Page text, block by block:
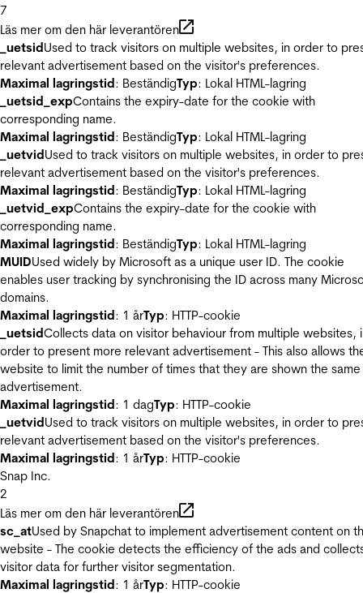
7
Läs mer om den här leverantören
_uetsidUsed to track visitors on multiple websites, in order to
relevant advertisement based on the visitor's preferences.
Maximal lagringstid: BeständigTyp: Lokal HTML-lagring
_uetsid_expContains the expiry-date for the cookie with
corresponding name.
Maximal lagringstid: BeständigTyp: Lokal HTML-lagring
_uetvidUsed to track visitors on multiple websites, in order to
relevant advertisement based on the visitor's preferences.
Maximal lagringstid: BeständigTyp: Lokal HTML-lagring
_uetvid_expContains the expiry-date for the cookie with
corresponding name.
Maximal lagringstid: BeständigTyp: Lokal HTML-lagring
MUIDUsed widely by Microsoft as a unique user ID. The cookie
enables user tracking by synchronising the ID across many
domains.
Maximal lagringstid: 1 årTyp: HTTP-cookie
_uetsidCollects data on visitor behaviour from multiple websites,
order to present more relevant advertisement - This also allows
website to limit the number of times that they are shown the same
advertisement.
Maximal lagringstid: 1 dagTyp: HTTP-cookie
_uetvidUsed to track visitors on multiple websites, in order to
relevant advertisement based on the visitor's preferences.
Maximal lagringstid: 1 årTyp: HTTP-cookie
Snap Inc.
2
Läs mer om den här leverantören
sc_atUsed by Snapchat to implement advertisement content on
website - The cookie detects the efficiency of the ads and
visitor data for further visitor segmentation.
Maximal lagringstid: 1 årTyp: HTTP-cookie